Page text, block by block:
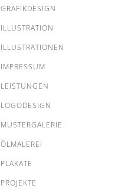
GRAFIKDESIGN
ILLUSTRATION
ILLUSTRATIONEN
IMPRESSUM
LEISTUNGEN
LOGODESIGN
MUSTERGALERIE
ÖLMALEREI
PLAKATE
PROJEKTE